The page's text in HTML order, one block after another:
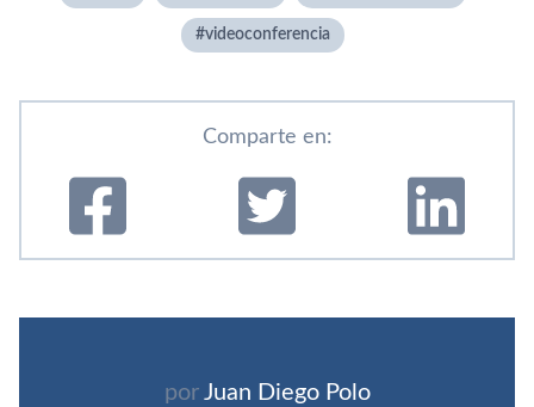
videoconferencia
Comparte en:
por Juan Diego Polo